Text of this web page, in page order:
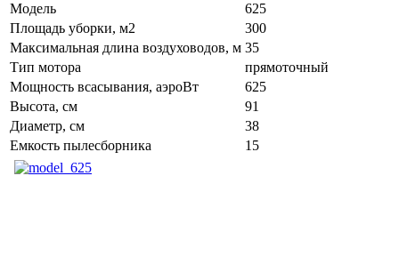
Модель
625
Площадь уборки, м2
300
Максимальная длина воздуховодов, м 35
Тип мотора
прямоточный
Мощность всасывания, аэроВт
625
Высота, см
91
Диаметр, см
38
Емкость пылесборника
15